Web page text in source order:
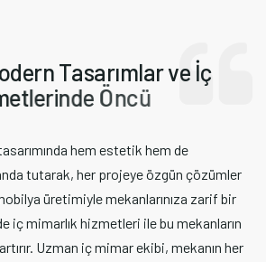
odernTasarımlarveİç
etlerinde Öncü
Lux Royal, yüksek kaliteli
hizmetleriyle her yaşam alanını
buluşturur. Modern
mobilyalar sunan marka, iç
kişisel zevklerinize uygun